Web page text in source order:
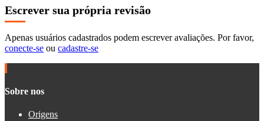
Escrever sua própria revisão
Apenas usuários cadastrados podem escrever avaliações. Por favor,
conecte-se ou cadastre-se
Sobre nos
Origens